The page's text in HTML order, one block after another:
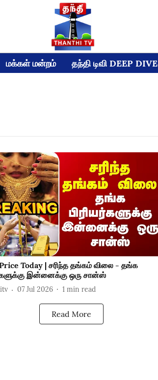
மக்கள் மன்றம் தந்தி டிவி DEEP DIVE
Today | சரிந்த தங்கம் விலை - தங்க
இன்னைக்கு ஒரு சான்ஸ்
07 Jul 2026 1 min read
Read More